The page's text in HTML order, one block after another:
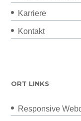
Karriere
Kontakt
ORT LINKS
Responsive